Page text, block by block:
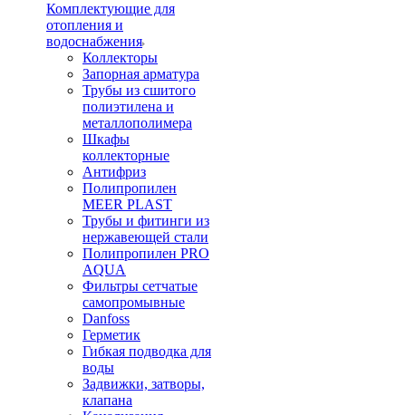
Комплектующие для
отопления и
водоснабжения
Коллекторы
Запорная арматура
Трубы из сшитого
полиэтилена и
металлополимера
Шкафы
коллекторные
Антифриз
Полипропилен
MEER PLAST
Трубы и фитинги из
нержавеющей стали
Полипропилен PRO
AQUA
Фильтры сетчатые
самопромывные
Danfoss
Герметик
Гибкая подводка для
воды
Задвижки, затворы,
клапана